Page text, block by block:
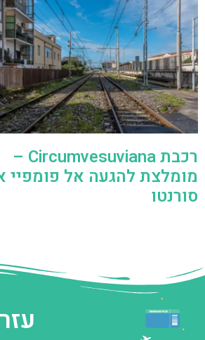
רכבת Circumvesuviana –
מומלצת להגעה אל פומפיי
סורנטו